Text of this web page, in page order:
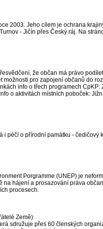
2003. Jeho cílem je ochrana
- Jičín přes Český ráj. Na
že občan má právo
možnosti pro zapojení občanů do
info o třech programech
o aktivitách místních poboček:
i péčí o přírodní památku - čedičový
Porgramme (UNEP) je
na hájení a prosazování práva
procesech.
Země)
sdružuje přes 60 členských